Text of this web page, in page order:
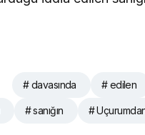
# davasında # edilen
# sanığın #